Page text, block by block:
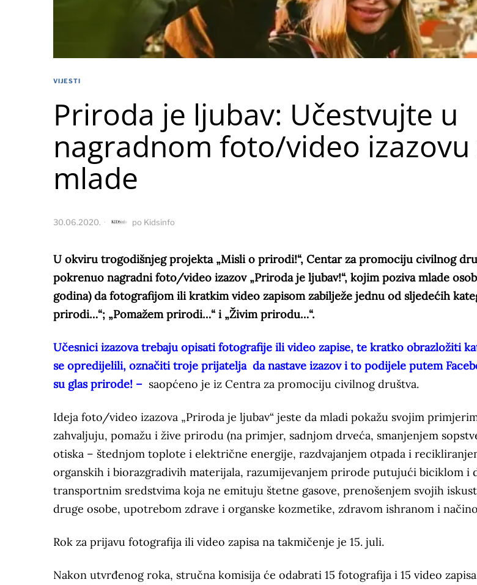
VIJESTI
Priroda je ljubav: Učestvujte u
nagradnom foto/video izazovu
mlade
30.06.2020. po Kidsinfo
U okviru trogodišnjeg projekta „Misli o prirodi!“, Centar za promociju civilnog
pokrenuo nagradni foto/video izazov „Priroda je ljubav!“, kojim poziva mlade
godina) da fotografijom ili kratkim video zapisom zabilježe jednu od sljedećih
prirodi…“; „Pomažem prirodi…“ i „Živim prirodu…“.
Učesnici izazova trebaju opisati fotografije ili video zapise, te kratko obrazložiti
se opredijelili, označiti troje prijatelja da nastave izazov i to podijele putem
su glas prirode! – saopćeno je iz Centra za promociju civilnog društva.
Ideja foto/video izazova „Priroda je ljubav“ jeste da mladi pokažu svojim
zahvaljuju, pomažu i žive prirodu (na primjer, sadnjom drveća, smanjenjem
otiska – štednjom toplote i električne energije, razdvajanjem otpada i
organskih i biorazgradivih materijala, razumijevanjem prirode putujući biciklom i
transportnim sredstvima koja ne emituju štetne gasove, prenošenjem svojih
druge osobe, upotrebom zdrave i organske kozmetike, zdravom ishranom i
Rok za prijavu fotografija ili video zapisa na takmičenje je 15. juli.
Nakon utvrđenog roka, stručna komisija će odabrati 15 fotografija i 15 video